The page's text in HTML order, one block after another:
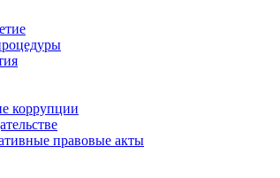
коррупции
правовые акты